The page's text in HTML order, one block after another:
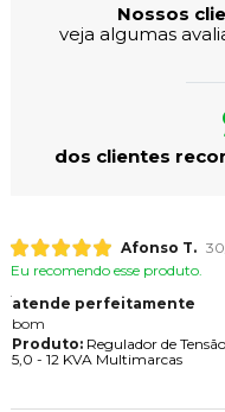
Nossos
veja algumas
dos clientes
Afonso T.
Eu recomendo esse produto.
atende perfeitamente
bom
Produto:Regulador de
5,0 - 12 KVA Multimarcas